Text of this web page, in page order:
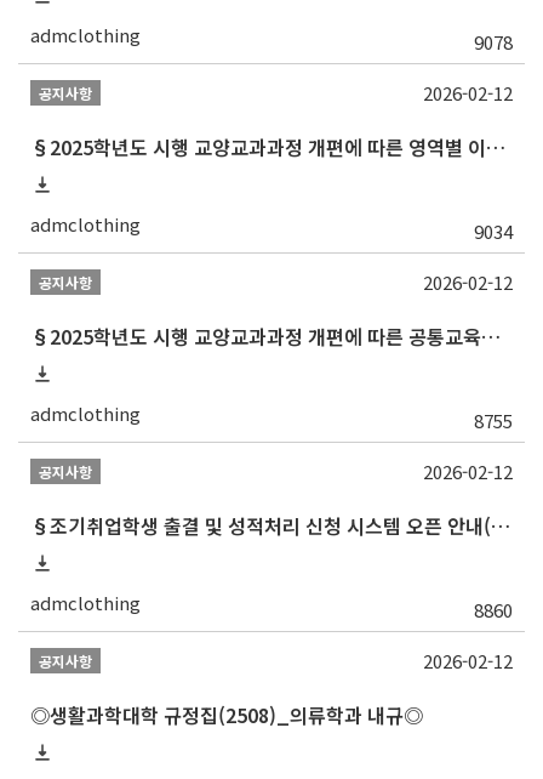
admclothing 9078
공지사항
§2025학년도 시행 교양교과과정 개편에 따른 영역별 이수 안내 (재학생 및 2013학번 포함 이전 학번 대상)§
admclothing 9034
2026-02-12
공지사항
§2025학년도 시행 교양교과과정 개편에 따른 공통교육과정 교과목 목록 최종§
admclothing 8755
2026-02-12
공지사항
§조기취업학생 출결 및 성적처리 신청 시스템 오픈 안내(2024.3.29.자 업데이트)§
admclothing 8860
2026-02-12
공지사항
◎생활과학대학 규정집(2508)_의류학과 내규◎
2026-02-12